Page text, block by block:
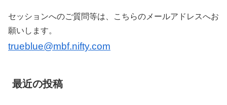
セッションへのご質問等は、こちらのメールアドレスへお
願いします。
trueblue@mbf.nifty.com
最近の投稿